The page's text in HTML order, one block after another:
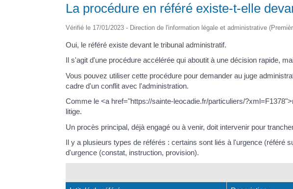
La procédure en référé existe-t-elle
Vérifié le 17/01/2023 - Direction de l'information légale et administrative
Oui, le référé existe devant le tribunal administratif.
Il s'agit d'une procédure accélérée qui aboutit à une décision rapide,
Vous pouvez utiliser cette procédure pour demander au juge
cadre d'un conflit avec l'administration.
Comme le <a href="https://sainte-leocadie.fr/particuliers/
litige.
Un procès principal, déjà engagé ou à venir, doit intervenir pour
Il y a plusieurs types de référés : certains sont liés à l'urgence (référé
d'urgence (constat, instruction, provision).